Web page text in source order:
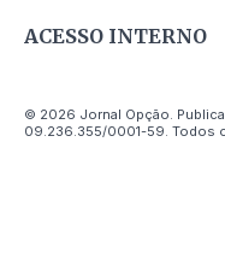
ACESSO INTERNO
© 2026 Jornal Opção.
09.236.355/0001-59. Todos